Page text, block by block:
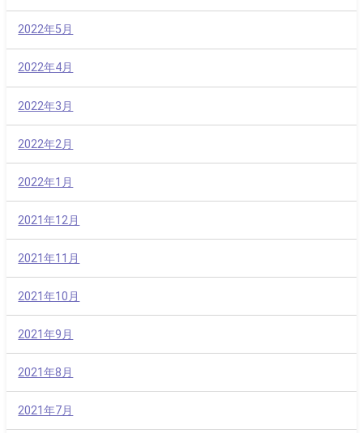
2022年5月
2022年4月
2022年3月
2022年2月
2022年1月
2021年12月
2021年11月
2021年10月
2021年9月
2021年8月
2021年7月